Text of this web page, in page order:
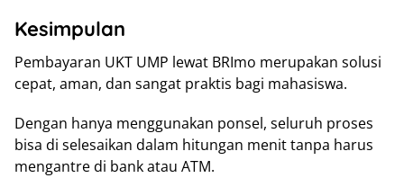
Kesimpulan
Pembayaran UKT UMP lewat BRImo merupakan solusi
cepat, aman, dan sangat praktis bagi mahasiswa.
Dengan hanya menggunakan ponsel, seluruh proses
bisa di selesaikan dalam hitungan menit tanpa harus
mengantre di bank atau ATM.